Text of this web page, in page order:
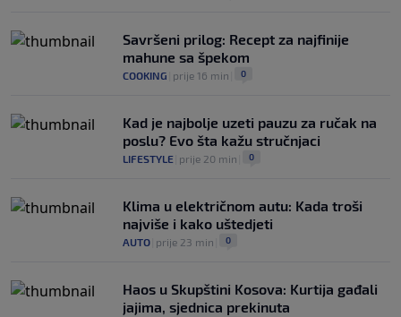
Savršeni prilog: Recept za najfinije
mahune sa špekom
COOKING prije 16 min 0
Kad je najbolje uzeti pauzu za ručak na
poslu? Evo šta kažu stručnjaci
LIFESTYLE prije 20 min 0
Klima u električnom autu: Kada troši
najviše i kako uštedjeti
AUTO prije 23 min 0
Haos u Skupštini Kosova: Kurtija gađali
jajima, sjednica prekinuta